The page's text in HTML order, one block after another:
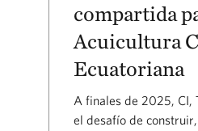
compartida
Acuicultura
Ecuatoriana
A finales de 2025, CI,
el desafío de